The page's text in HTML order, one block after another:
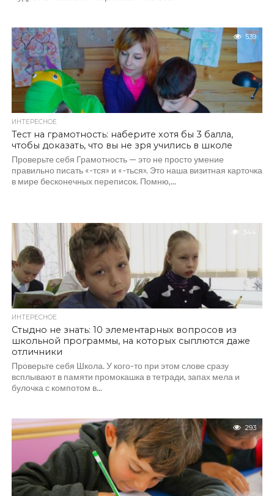
539
ИНТЕРЕСНОЕ
Тест на грамотность: наберите хотя бы 3 балла,
чтобы доказать, что вы не зря учились в школе
Проверьте себя Грамотность — это не просто умение
правильно писать «-тся» и «-ться». Это наша визитная карточка
в мире бесконечных переписок. Помню,...
344
ИНТЕРЕСНОЕ
Стыдно не знать: 10 элементарных вопросов из
школьной программы, на которых сыплются даже
отличники
Проверьте себя Школа. У кого-то при этом слове сразу
всплывают в памяти промокашка в тетради, запах мела и
булочка с компотом в...
293